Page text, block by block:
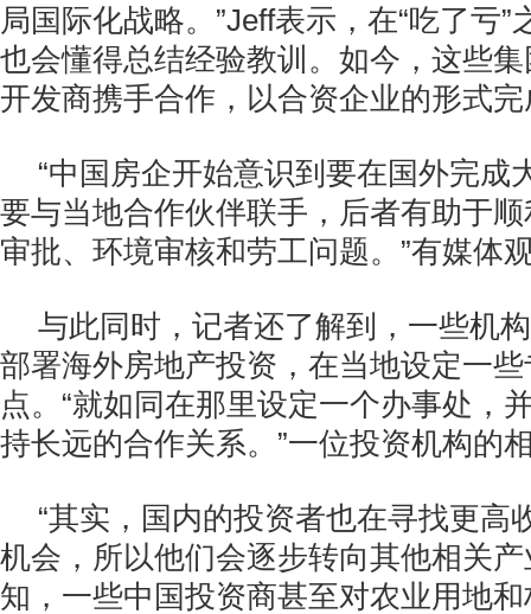
局国际化战略。”Jeff表示，在“吃了亏
也会懂得总结经验教训。如今，这些
开发商携手合作，以合资企业的形式
“中国房企开始意识到要在国外完成
要与当地合作伙伴联手，后者有助于
审批、环境审核和劳工问题。”有媒体
与此同时，记者还了解到，一些机
部署海外房地产投资，在当地设定一
点。“就如同在那里设定一个办事处，
持长远的合作关系。”一位投资机构的
“其实，国内的投资者也在寻找更高
机会，所以他们会逐步转向其他相关
知，一些中国投资商甚至对农业用地